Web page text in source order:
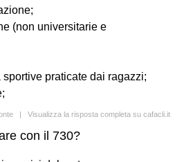
(non universitarie e
praticate dai ragazzi;
| Visualizza la risposta completa su cafacli.it
con il 730?